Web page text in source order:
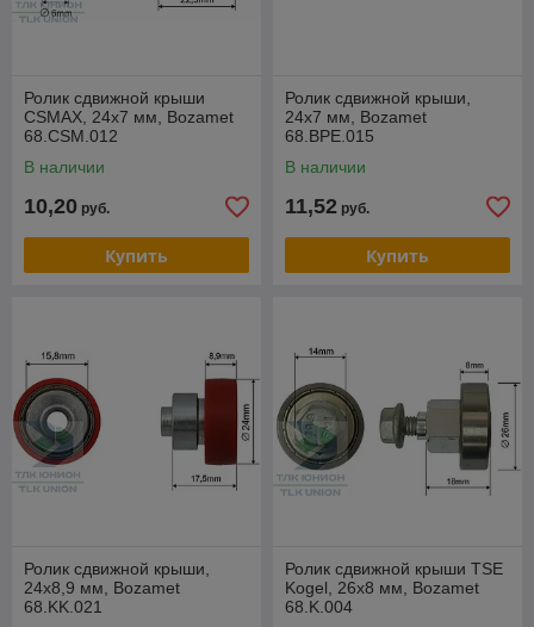
Ролик сдвижной крыши
CSMAX, 24х7 мм, Bozamet
68.CSM.012
В наличии
10,20 руб.
Купить
Ролик сдвижной крыши,
24x7 мм, Bozamet
68.BPE.015
В наличии
11,52 руб.
Купить
Ролик сдвижной крыши,
24х8,9 мм, Bozamet
68.KK.021
Ролик сдвижной крыши TSE
Kogel, 26х8 мм, Bozamet
68.K.004